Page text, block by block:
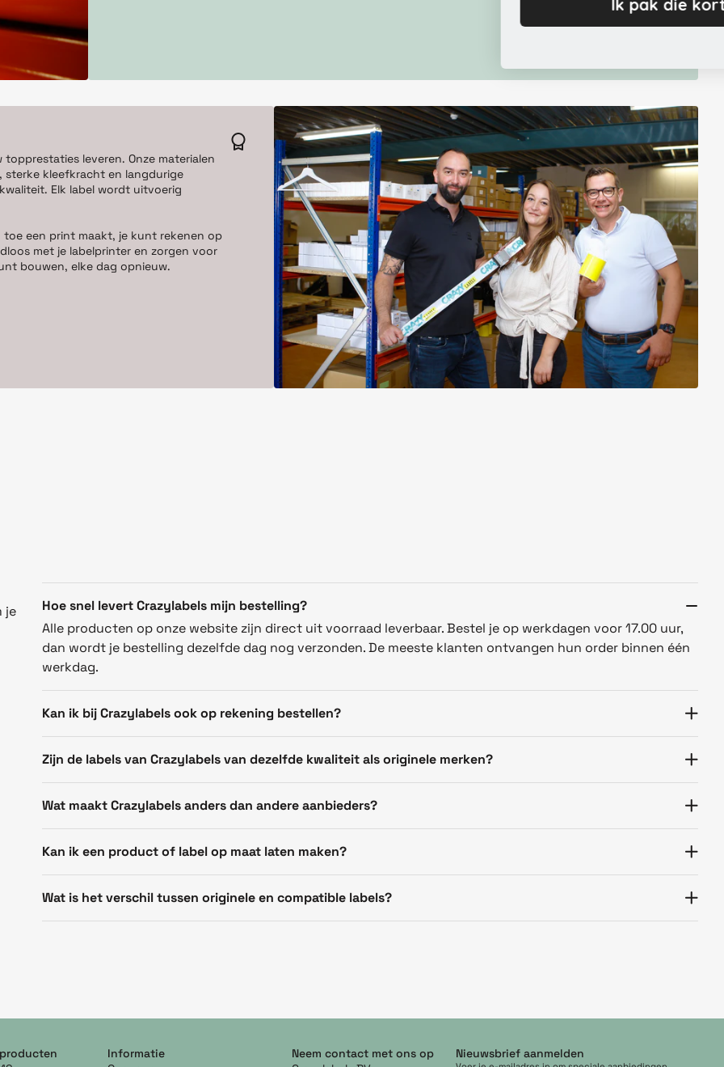
leveren. Onze materialen
sterke kleefkracht en langdurige
Elk label wordt uitvoerig
een print maakt, je kunt rekenen op
met je labelprinter en zorgen voor
bouwen, elke dag opnieuw.
je
Hoe snel levert Crazylabels mijn bestelling?
Alle producten op onze website zijn direct uit voorraad leverbaar. Bestel je op werkdagen voor 17.00 uur,
dan wordt je bestelling dezelfde dag nog verzonden. De meeste klanten ontvangen hun order binnen één
werkdag.
Kan ik bij Crazylabels ook op rekening bestellen?
Zijn de labels van Crazylabels van dezelfde kwaliteit als originele merken?
Wat maakt Crazylabels anders dan andere aanbieders?
Kan ik een product of label op maat laten maken?
Wat is het verschil tussen originele en compatible labels?
Informatie
Neem contact met ons op
Nieuwsbrief aanmelden